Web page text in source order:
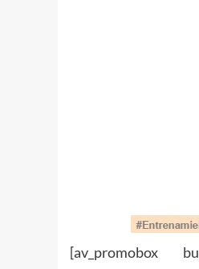
[av_promobox